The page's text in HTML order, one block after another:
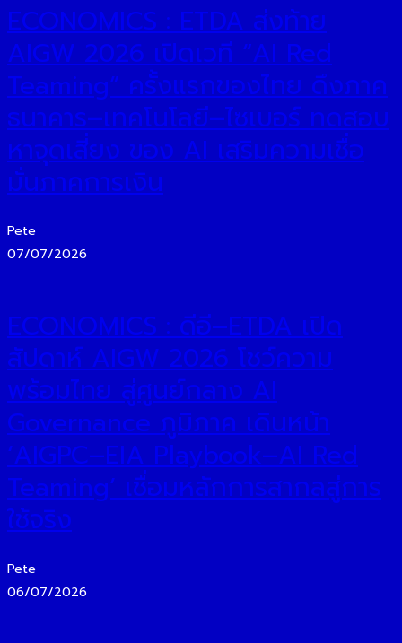
ECONOMICS : ETDA ส่งท้าย
AIGW 2026 เปิดเวที “AI Red
Teaming” ครั้งแรกของไทย ดึงภาค
ธนาคาร–เทคโนโลยี–ไซเบอร์ ทดสอบ
หาจุดเสี่ยง ของ AI เสริมความเชื่อ
มั่นภาคการเงิน
Pete
07/07/2026
ECONOMICS : ดีอี–ETDA เปิด
สัปดาห์ AIGW 2026 โชว์ความ
พร้อมไทย สู่ศูนย์กลาง AI
Governance ภูมิภาค เดินหน้า
‘AIGPC–EIA Playbook–AI Red
Teaming’ เชื่อมหลักการสากลสู่การ
ใช้จริง
Pete
06/07/2026